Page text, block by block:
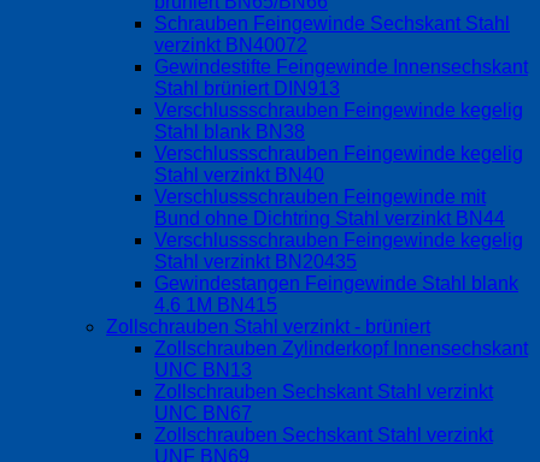
Schrauben Feingewinde Sechskant Stahl
verzinkt BN40072
Gewindestifte Feingewinde Innensechskant
Stahl brüniert DIN913
Verschlussschrauben Feingewinde kegelig
Stahl blank BN38
Verschlussschrauben Feingewinde kegelig
Stahl verzinkt BN40
Verschlussschrauben Feingewinde mit
Bund ohne Dichtring Stahl verzinkt BN44
Verschlussschrauben Feingewinde kegelig
Stahl verzinkt BN20435
Gewindestangen Feingewinde Stahl blank
4.6 1M BN415
Zollschrauben Stahl verzinkt - brüniert
Zollschrauben Zylinderkopf Innensechskant
UNC BN13
Zollschrauben Sechskant Stahl verzinkt
UNC BN67
Zollschrauben Sechskant Stahl verzinkt
UNF BN69